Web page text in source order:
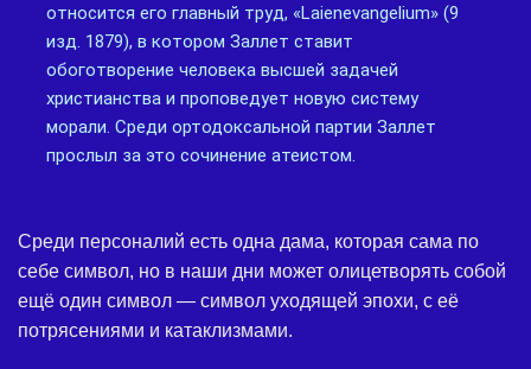
относится его главный труд, «Laienevangelium» (9
изд. 1879), в котором Заллет ставит
обоготворение человека высшей задачей
христианства и проповедует новую систему
морали. Среди ортодоксальной партии Заллет
прослыл за это сочинение атеистом.
Среди персоналий есть одна дама, которая сама по
себе символ, но в наши дни может олицетворять собой
ещё один символ — символ уходящей эпохи, с её
потрясениями и катаклизмами.